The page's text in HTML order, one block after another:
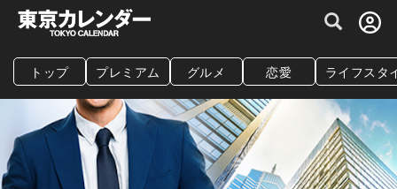
グルメ情報・プレミアムレストラン予約
トップ プレミアム グルメ 恋愛 ライフスタ